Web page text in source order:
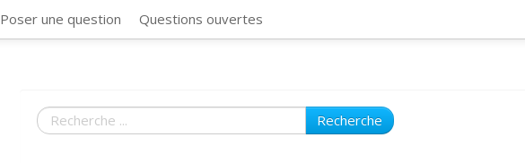
Poser une question Questions ouvertes
Recherche